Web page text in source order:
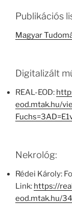
Publikációs
Magyar
Digitalizált
REAL-EOD:
eod.mtak.hu/
Nekrológ:
Rédei Károly:
Link: https://
eod.mtak.hu/